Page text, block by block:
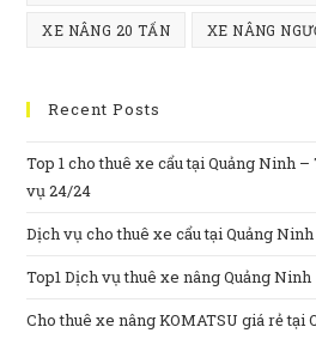
XE NÂNG 20 TẤN XE NÂNG
Recent Posts
Top 1 cho thuê xe cẩu tại Quảng Ninh
vụ 24/24
Dịch vụ cho thuê xe cẩu tại Quảng Ninh
Top1 Dịch vụ thuê xe nâng Quảng Ninh
Cho thuê xe nâng KOMATSU giá rẻ tại